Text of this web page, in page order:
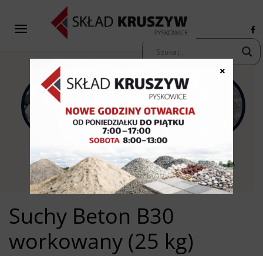
KAMIENIE
OZDOBNE
PIASKI ŻWIRY
KOSTKA
BRUKOWA
Suchy Beton B30
workowany (25 kg)
×